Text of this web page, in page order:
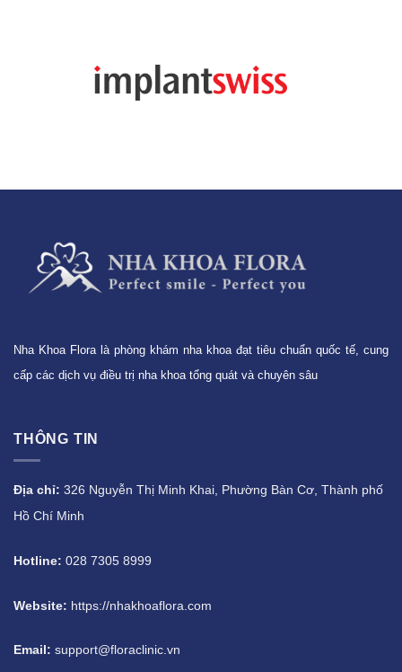
Nha Khoa Flora là phòng khám nha khoa đạt tiêu chuẩn quốc tế, cung
cấp các dịch vụ điều trị nha khoa tổng quát và chuyên sâu
THÔNG TIN
Địa chỉ: 326 Nguyễn Thị Minh Khai, Phường Bàn Cơ, Thành phố
Hồ Chí Minh
Hotline: 028 7305 8999
Website: https://nhakhoaflora.com
Email: support@floraclinic.vn